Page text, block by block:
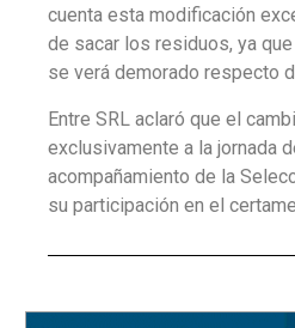
cuenta esta modificación
de sacar los residuos, ya
se verá demorado respecto
Entre SRL aclaró que el
exclusivamente a la jornada
acompañamiento de la
su participación en el